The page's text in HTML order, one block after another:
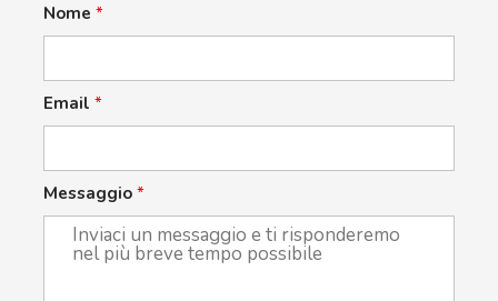
Nome *
Email *
Messaggio *